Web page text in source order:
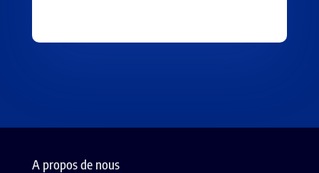
A propos de nous